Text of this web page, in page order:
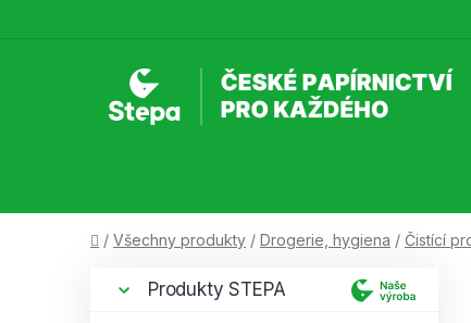
Domů
/ Všechny produkty / Drogerie, hygiena / Čistící
Přeskočit
kategorie
Produkty STEPA